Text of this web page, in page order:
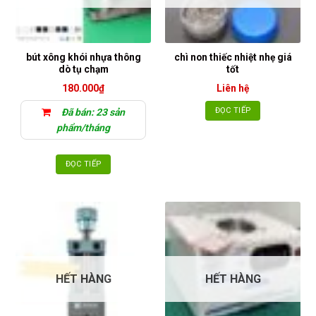
bút xông khói nhựa thông
dò tụ chạm
180.000₫
Đã bán: 23 sản
phẩm/tháng
ĐỌC TIẾP
chì non thiếc nhiệt nhẹ giá
tốt
Liên hệ
ĐỌC TIẾP
HẾT HÀNG HẾT HÀNG